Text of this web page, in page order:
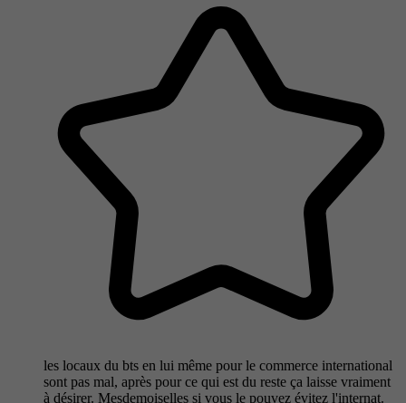
les locaux du bts en lui même pour le commerce international
sont pas mal, après pour ce qui est du reste ça laisse vraiment
à désirer. Mesdemoiselles si vous le pouvez évitez l'internat.